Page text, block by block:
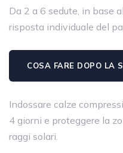
Da 2 a 6 sedute, in base
risposta individuale del
COSA FARE DOPO LA
Indossare calze
4 giorni e proteggere la
raggi solari.